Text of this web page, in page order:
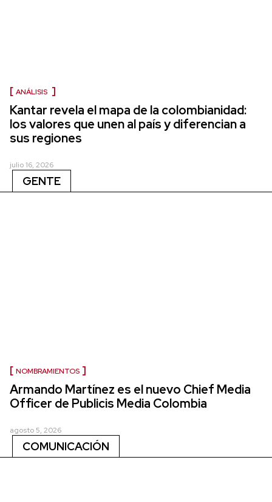
ANÁLISIS
Kantar revela el mapa de la colombianidad:
los valores que unen al país y diferencian a
sus regiones
julio 16, 2026
GENTE
NOMBRAMIENTOS
Armando Martínez es el nuevo Chief Media
Officer de Publicis Media Colombia
agosto 5, 2026
COMUNICACIÓN